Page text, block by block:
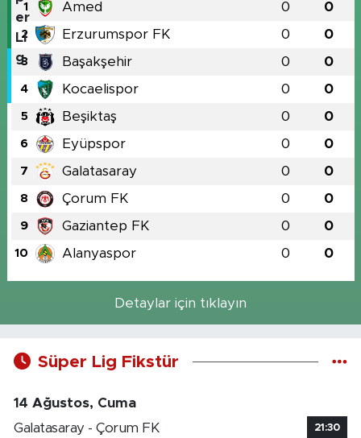
1 Amed 0 0
2 Erzurumspor FK 0 0
3 Başakşehir 0 0
4 Kocaelispor 0 0
5 Beşiktaş 0 0
6 Eyüpspor 0 0
7 Galatasaray 0 0
8 Çorum FK 0 0
9 Gaziantep FK 0 0
10 Alanyaspor 0 0
Detaylar için tıklayın
Süper Lig Fikstür
14 Ağustos, Cuma
Galatasaray - Çorum FK
21:30